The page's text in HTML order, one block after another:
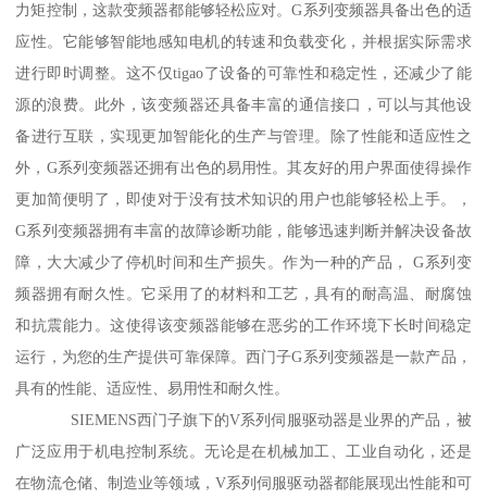
力矩控制，这款变频器都能够轻松应对。G系列变频器具备出色的适
应性。它能够智能地感知电机的转速和负载变化，并根据实际需求
进行即时调整。这不仅tigao了设备的可靠性和稳定性，还减少了能
源的浪费。此外，该变频器还具备丰富的通信接口，可以与其他设
备进行互联，实现更加智能化的生产与管理。除了性能和适应性之
外，G系列变频器还拥有出色的易用性。其友好的用户界面使得操作
更加简便明了，即使对于没有技术知识的用户也能够轻松上手。，
G系列变频器拥有丰富的故障诊断功能，能够迅速判断并解决设备故
障，大大减少了停机时间和生产损失。作为一种的产品， G系列变
频器拥有耐久性。它采用了的材料和工艺，具有的耐高温、耐腐蚀
和抗震能力。这使得该变频器能够在恶劣的工作环境下长时间稳定
运行，为您的生产提供可靠保障。西门子G系列变频器是一款产品，
具有的性能、适应性、易用性和耐久性。
SIEMENS西门子旗下的V系列伺服驱动器是业界的产品，被
广泛应用于机电控制系统。无论是在机械加工、工业自动化，还是
在物流仓储、制造业等领域，V系列伺服驱动器都能展现出性能和可